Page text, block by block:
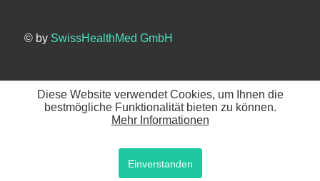
© by SwissHealthMed GmbH
Diese Website verwendet Cookies, um Ihnen die
bestmögliche Funktionalität bieten zu können.
Mehr Informationen
Einverstanden